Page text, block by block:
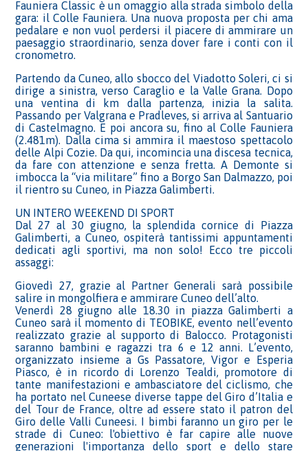
Fauniera Classic è un omaggio alla strada simbolo della
gara: il Colle Fauniera. Una nuova proposta per chi ama
pedalare e non vuol perdersi il piacere di ammirare un
paesaggio straordinario, senza dover fare i conti con il
cronometro.
Partendo da Cuneo, allo sbocco del Viadotto Soleri, ci si
dirige a sinistra, verso Caraglio e la Valle Grana. Dopo
una ventina di km dalla partenza, inizia la salita.
Passando per Valgrana e Pradleves, si arriva al Santuario
di Castelmagno. E poi ancora su, fino al Colle Fauniera
(2.481m). Dalla cima si ammira il maestoso spettacolo
delle Alpi Cozie. Da qui, incomincia una discesa tecnica,
da fare con attenzione e senza fretta. A Demonte si
imbocca la “via militare” fino a Borgo San Dalmazzo, poi
il rientro su Cuneo, in Piazza Galimberti.
UN INTERO WEEKEND DI SPORT
Dal 27 al 30 giugno, la splendida cornice di Piazza
Galimberti, a Cuneo, ospiterà tantissimi appuntamenti
dedicati agli sportivi, ma non solo! Ecco tre piccoli
assaggi:
Giovedì 27, grazie al Partner Generali sarà possibile
salire in mongolfiera e ammirare Cuneo dell’alto.
Venerdì 28 giugno alle 18.30 in piazza Galimberti a
Cuneo sarà il momento di TEOBIKE, evento nell’evento
realizzato grazie al supporto di Balocco. Protagonisti
saranno bambini e ragazzi tra 6 e 12 anni. L’evento,
organizzato insieme a Gs Passatore, Vigor e Esperia
Piasco, è in ricordo di Lorenzo Tealdi, promotore di
tante manifestazioni e ambasciatore del ciclismo, che
ha portato nel Cuneese diverse tappe del Giro d’Italia e
del Tour de France, oltre ad essere stato il patron del
Giro delle Valli Cuneesi. I bimbi faranno un giro per le
strade di Cuneo: l'obiettivo è far capire alle nuove
generazioni l'importanza dello sport e dello stare